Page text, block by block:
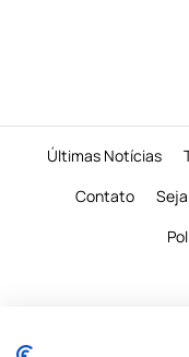
Últimas Notícias
Contato